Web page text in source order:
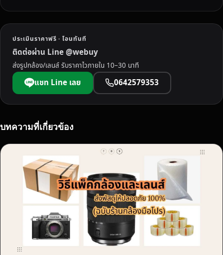
ประเมินราคาฟรี · โอนทันที
ติดต่อผ่าน Line @webuy
ส่งรูปกล้อง/เลนส์ รับราคาไวภายใน 10–30 นาที
แชท Line เลย 0642579353
บทความที่เกี่ยวข้อง